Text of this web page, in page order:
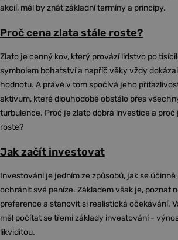
akcií, měl by znát základní termíny a principy.
Proč cena zlata stále roste?
Zlato je cenný kov, který provází lidstvo po
symbolem bohatství a napříč věky vždy
hodnotu. A právě v tom spočívá jeho
aktivum, které dlouhodobě obstálo přes
turbulence. Proč je zlato dobrá investice a
roste?
Jak začít investovat
Investování je jedním ze způsobů, jak se
ochránit své peníze. Základem však je, poznat
preference a stanovit si realistická očekávání.
měl počítat se třemi základy investování -
likviditou.